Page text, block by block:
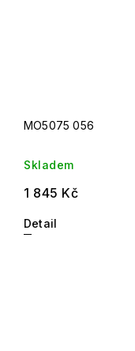
MO5075 056
Skladem
1 845 Kč
Detail